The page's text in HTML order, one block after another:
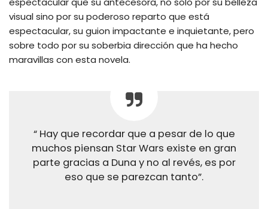
visual sino por su poderoso reparto que está
espectacular, su guion impactante e inquietante, pero
sobre todo por su soberbia dirección que ha hecho
maravillas con esta novela.
“ Hay que recordar que a pesar de lo que
muchos piensan Star Wars existe en gran
parte gracias a Duna y no al revés, es por
eso que se parezcan tanto”.